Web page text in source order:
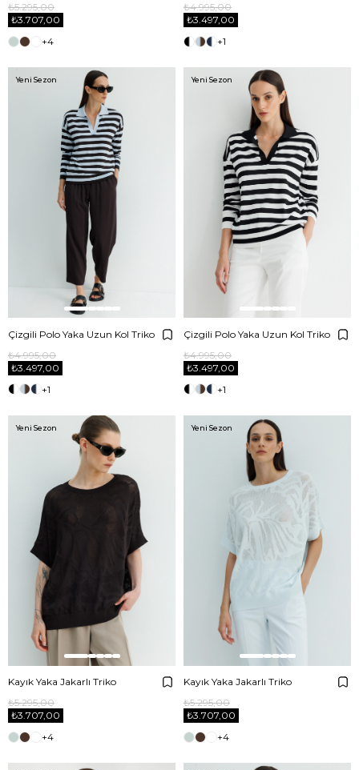
₺3.707,00
₺5.295,00
+4
₺3.497,00
₺4.995,00
+1
Çizgili Polo Yaka Uzun Kol Triko
₺3.497,00
₺4.995,00
+1
Yeni Sezon
Çizgili Polo Yaka Uzun Kol Triko
₺3.497,00
₺4.995,00
+1
Yeni Sezon
Kayık Yaka Jakarlı Triko
₺3.707,00
₺5.295,00
+4
Yeni Sezon
Kayık Yaka Jakarlı Triko
₺3.707,00
₺5.295,00
+4
Yeni Sezon